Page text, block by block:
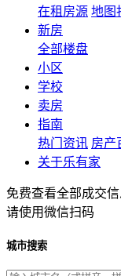
在租房源 地图
新房
全部楼盘
小区
学校
卖房
指南
热门资讯 房产
关于乐有家
免费查看全部成交信
请使用微信扫码
城市搜索